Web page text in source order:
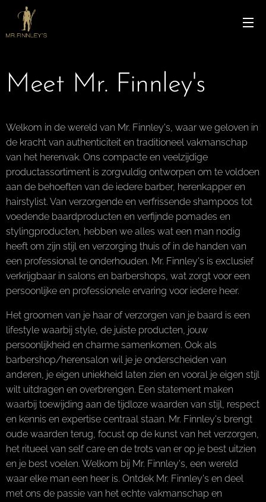
Meet Mr. Finnley's
Welkom in de wereld van Mr. Finnley's, waar we geloven in
de kracht van authenticiteit en traditioneel vakmanschap
van het herenvak. Ons compacte en veelzijdige
productassortiment is zorgvuldig ontworpen om te voldoen
aan de behoeften van de iedere barber, herenkapper en
hairstylist. Van verzorgende en verfrissende shampoos tot
voedende baardproducten en verfijnde pomades en
stylingproducten, hebben we alles wat een man nodig
heeft om zijn stijl en verzorging thuis of in de handen van
een professional te onderhouden. Mr. Finnley's is exclusief
verkrijgbaar in salons en barbershops, wat zorgt voor een
persoonlijke en professionele ervaring voor iedere heer.
Het groomen van je haar of verzorgen van je baard is een
lifestyle waarbij style, de juiste producten, jouw
persoonlijkheid en charme samenkomen. Ook als
barbershop/herensalon wil je je onderscheiden van
anderen, je eigen uniekheid laten zien en vooral je eigen stijl
wilt uitdragen en overbrengen. Een statement maken
waarbij toewijding aan de tijdloze waarden van stijl, respect
en kennis en expertise centraal staan. Mr. Finnley's brengt
oude waarden terug, focust op de kunst van het verzorgen,
het ritueel van self care en de trots van er op je best uitzien
en je best voelen. Welkom bij Mr. Finnley's, een wereld
waar elke man een heer is. Ontdek Mr. Finnley's en deel
met ons de passie van het echte vakmanschap en